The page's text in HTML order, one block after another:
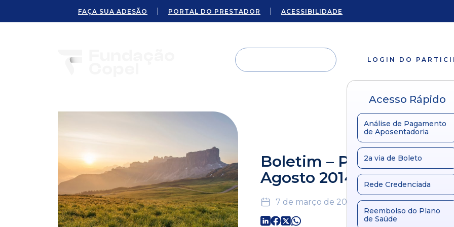
FAÇA SUA ADESÃO PORTAL DO PRESTADOR ACESSIBILIDADE
LOGIN DO
Acesso Rápido
Análise de Pagamento
de Aposentadoria
2a via de Boleto
Rede Credenciada
Reembolso do Plano
de Saúde
Boletim – Plano
Agosto 2014
7 de março de 2024